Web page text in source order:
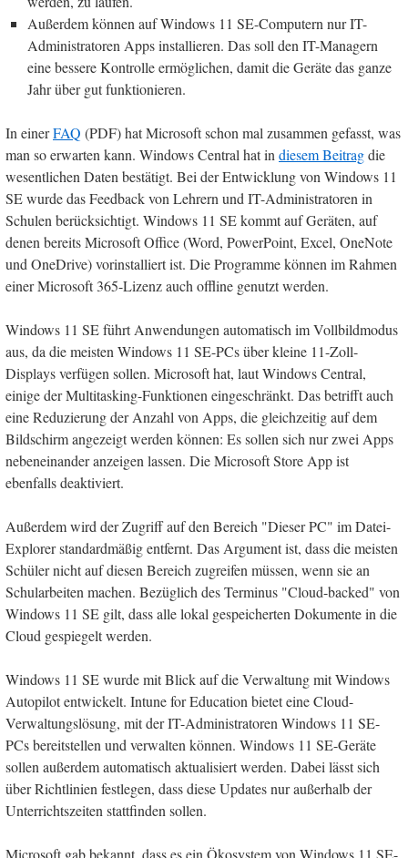
Außerdem können auf Windows 11 SE-Computern nur IT-
Administratoren Apps installieren. Das soll den IT-Managern
eine bessere Kontrolle ermöglichen, damit die Geräte das ganze
Jahr über gut funktionieren.
In einerFAQ (PDF) hat Microsoft schon mal zusammen gefasst, was
man so erwarten kann. Windows Central hat in diesem Beitragdie
wesentlichen Daten bestätigt. Bei der Entwicklung von Windows 11
SE wurde das Feedback von Lehrern und IT-Administratoren in
Schulen berücksichtigt. Windows 11 SE kommt auf Geräten, auf
denen bereits Microsoft Office (Word, PowerPoint, Excel, OneNote
und OneDrive) vorinstalliert ist. Die Programme können im Rahmen
einer Microsoft 365-Lizenz auch offline genutzt werden.
Windows 11 SE führt Anwendungen automatisch im Vollbildmodus
aus, da die meisten Windows 11 SE-PCs über kleine 11-Zoll-
Displays verfügen sollen. Microsoft hat, laut Windows Central,
einige der Multitasking-Funktionen eingeschränkt. Das betrifft auch
eine Reduzierung der Anzahl von Apps, die gleichzeitig auf dem
Bildschirm angezeigt werden können: Es sollen sich nur zwei Apps
nebeneinander anzeigen lassen. Die Microsoft Store App ist
ebenfalls deaktiviert.
Außerdem wird der Zugriff auf den Bereich "Dieser PC" im Datei-
Explorer standardmäßig entfernt. Das Argument ist, dass die meisten
Schüler nicht auf diesen Bereich zugreifen müssen, wenn sie an
Schularbeiten machen. Bezüglich des Terminus "Cloud-backed" von
Windows 11 SE gilt, dass alle lokal gespeicherten Dokumente in die
Cloud gespiegelt werden.
Windows 11 SE wurde mit Blick auf die Verwaltung mit Windows
Autopilot entwickelt. Intune for Education bietet eine Cloud-
Verwaltungslösung, mit der IT-Administratoren Windows 11 SE-
PCs bereitstellen und verwalten können. Windows 11 SE-Geräte
sollen außerdem automatisch aktualisiert werden. Dabei lässt sich
über Richtlinien festlegen, dass diese Updates nur außerhalb der
Unterrichtszeiten stattfinden sollen.
Microsoft gab bekannt, dass es ein Ökosystem von Windows 11 SE-